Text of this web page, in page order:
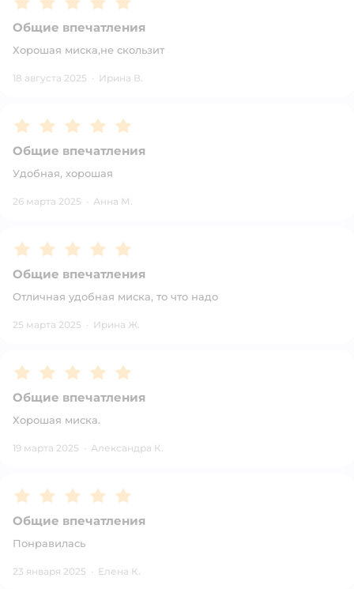
Общие впечатления
Хорошая миска,не скользит
18 августа 2025 · Ирина В.
Рейтинг:5
Общие впечатления
Удобная, хорошая
26 марта 2025 · Анна М.
Рейтинг:5
Общие впечатления
Отличная удобная миска, то что надо
25 марта 2025 · Ирина Ж.
Рейтинг:5
Общие впечатления
Хорошая миска.
19 марта 2025 · Александра К.
Рейтинг:5
Общие впечатления
Понравилась
23 января 2025 · Елена К.